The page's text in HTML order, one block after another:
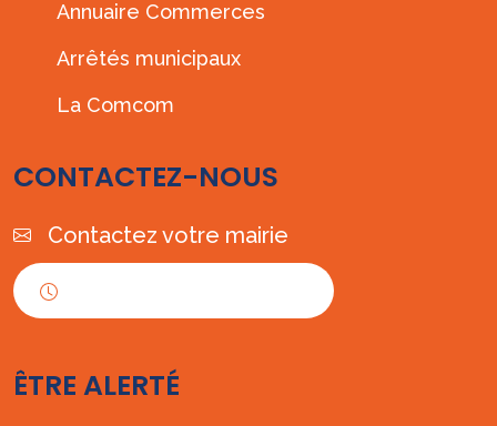
Annuaire Commerces
Arrêtés municipaux
La Comcom
CONTACTEZ-NOUS
Contactez votre mairie
ÊTRE ALERTÉ